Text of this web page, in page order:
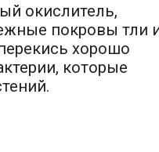
окислитель,
покровы тли
хорошо
которые